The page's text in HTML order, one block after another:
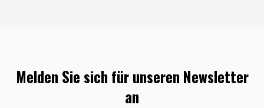
Melden Sie sich für unseren Newsletter
an